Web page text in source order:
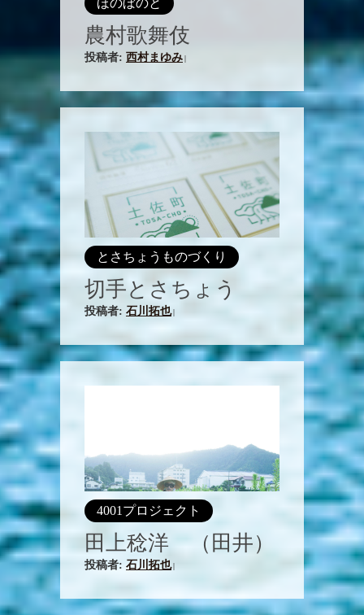
ほのぼのと
農村歌舞伎
投稿者: 西村まゆみ
とさちょうものづくり
切手とさちょう
投稿者: 石川拓也|
4001プロジェクト
田上稔洋 （田井）
投稿者: 石川拓也|